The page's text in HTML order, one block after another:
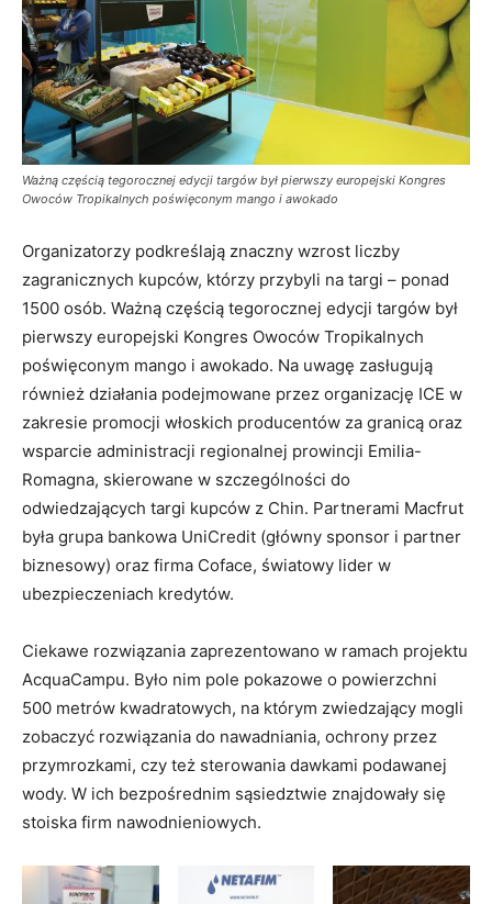
Ważną częścią tegorocznej edycji targów był pierwszy europejski Kongres
Owoców Tropikalnych poświęconym mango i awokado
Organizatorzy podkreślają znaczny wzrost liczby
zagranicznych kupców, którzy przybyli na targi – ponad
1500 osób. Ważną częścią tegorocznej edycji targów był
pierwszy europejski Kongres Owoców Tropikalnych
poświęconym mango i awokado. Na uwagę zasługują
również działania podejmowane przez organizację ICE w
zakresie promocji włoskich producentów za granicą oraz
wsparcie administracji regionalnej prowincji Emilia-
Romagna, skierowane w szczególności do
odwiedzających targi kupców z Chin. Partnerami Macfrut
była grupa bankowa UniCredit (główny sponsor i partner
biznesowy) oraz firma Coface, światowy lider w
ubezpieczeniach kredytów.
Ciekawe rozwiązania zaprezentowano w ramach projektu
AcquaCampu. Było nim pole pokazowe o powierzchni
500 metrów kwadratowych, na którym zwiedzający mogli
zobaczyć rozwiązania do nawadniania, ochrony przez
przymrozkami, czy też sterowania dawkami podawanej
wody. W ich bezpośrednim sąsiedztwie znajdowały się
stoiska firm nawodnieniowych.